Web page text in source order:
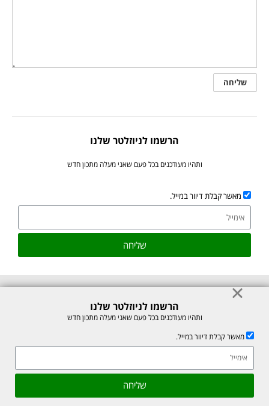
הרשמו לניוזלטר שלנו
ותהיו מעודכנים בכל פעם שאני מעלה מתכון חדש
מאשר קבלת דיוור במייל.
שליחה
© כל הזכויות לתוכן באתר שמורות למיכל רוזנבך 2026. אין להעתיק או לשכפל
אתר זה מוגן על ידי reCAPTCHA של חברת Google, לצפייה ב-
Made with ❤ by box
גלילה
הרשמו לניוזלטר שלנו
ותהיו מעודכנים בכל פעם שאני מעלה מתכון חדש
מאשר קבלת דיוור במייל.
שליחה